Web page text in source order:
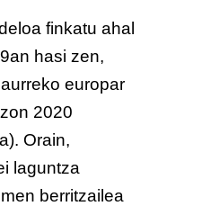
finkatu ahal
hasi zen,
europar
2020
Orain,
laguntza
berritzailea